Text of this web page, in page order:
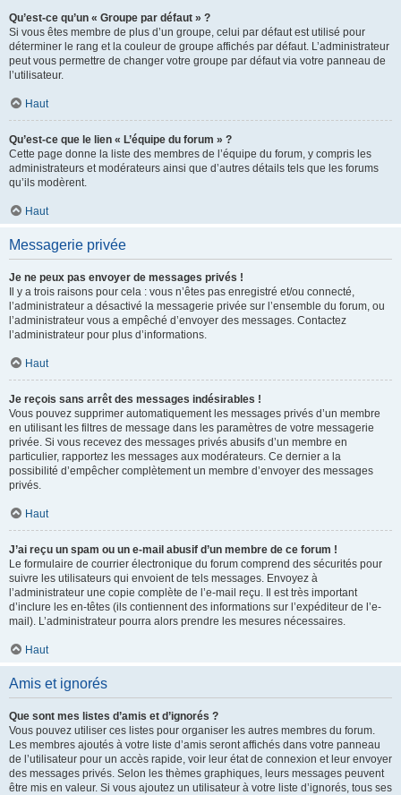
Qu’est-ce qu’un « Groupe par défaut » ?
Si vous êtes membre de plus d’un groupe, celui par défaut est utilisé pour
déterminer le rang et la couleur de groupe affichés par défaut. L’administrateur
peut vous permettre de changer votre groupe par défaut via votre panneau de
l’utilisateur.
Haut
Qu’est-ce que le lien « L’équipe du forum » ?
Cette page donne la liste des membres de l’équipe du forum, y compris les
administrateurs et modérateurs ainsi que d’autres détails tels que les forums
qu’ils modèrent.
Haut
Messagerie privée
Je ne peux pas envoyer de messages privés !
Il y a trois raisons pour cela : vous n’êtes pas enregistré et/ou connecté,
l’administrateur a désactivé la messagerie privée sur l’ensemble du forum, ou
l’administrateur vous a empêché d’envoyer des messages. Contactez
l’administrateur pour plus d’informations.
Haut
Je reçois sans arrêt des messages indésirables !
Vous pouvez supprimer automatiquement les messages privés d’un membre
en utilisant les filtres de message dans les paramètres de votre messagerie
privée. Si vous recevez des messages privés abusifs d’un membre en
particulier, rapportez les messages aux modérateurs. Ce dernier a la
possibilité d’empêcher complètement un membre d’envoyer des messages
privés.
Haut
J’ai reçu un spam ou un e-mail abusif d’un membre de ce forum !
Le formulaire de courrier électronique du forum comprend des sécurités pour
suivre les utilisateurs qui envoient de tels messages. Envoyez à
l’administrateur une copie complète de l’e-mail reçu. Il est très important
d’inclure les en-têtes (ils contiennent des informations sur l’expéditeur de l’e-
mail). L’administrateur pourra alors prendre les mesures nécessaires.
Haut
Amis et ignorés
Que sont mes listes d’amis et d’ignorés ?
Vous pouvez utiliser ces listes pour organiser les autres membres du forum.
Les membres ajoutés à votre liste d’amis seront affichés dans votre panneau
de l’utilisateur pour un accès rapide, voir leur état de connexion et leur envoyer
des messages privés. Selon les thèmes graphiques, leurs messages peuvent
être mis en valeur. Si vous ajoutez un utilisateur à votre liste d’ignorés, tous ses